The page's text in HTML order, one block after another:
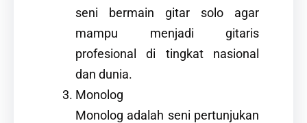
seni bermain gitar solo agar
mampu menjadi gitaris
profesional di tingkat nasional
dan dunia.
Monolog
Monolog adalah seni pertunjukan